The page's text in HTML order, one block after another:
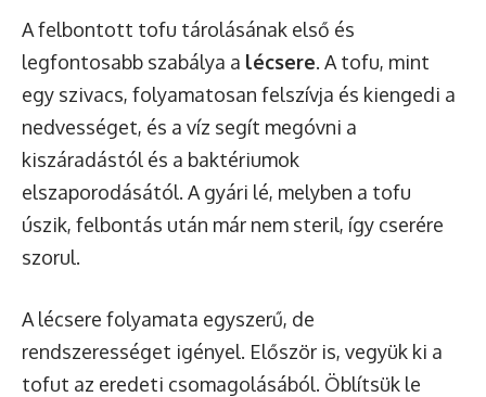
A felbontott tofu tárolásának első és
legfontosabb szabálya a lécsere. A tofu, mint
egy szivacs, folyamatosan felszívja és kiengedi a
nedvességet, és a víz segít megóvni a
kiszáradástól és a baktériumok
elszaporodásától. A gyári lé, melyben a tofu
úszik, felbontás után már nem steril, így cserére
szorul.
A lécsere folyamata egyszerű, de
rendszerességet igényel. Először is, vegyük ki a
tofut az eredeti csomagolásából. Öblítsük le